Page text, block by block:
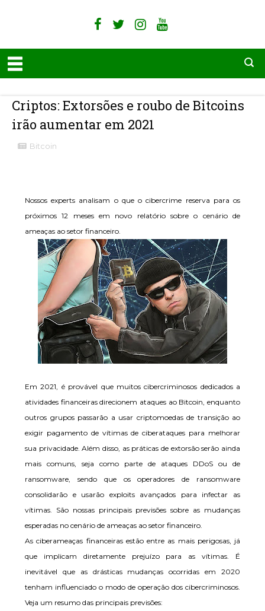
Criptos: Extorsões e roubo de Bitcoins
irão aumentar em 2021
Bitcoin
Nossos experts analisam o que o cibercrime reserva para os
próximos 12 meses em novo relatório sobre o cenário de
ameaças ao setor financeiro.
Em 2021, é provável que muitos cibercriminosos dedicados a
atividades financeiras direcionem ataques ao Bitcoin, enquanto
outros grupos passarão a usar criptomoedas de transição ao
exigir pagamento de vítimas de ciberataques para melhorar
sua privacidade. Além disso, as práticas de extorsão serão ainda
mais comuns, seja como parte de ataques DDoS ou de
ransomware, sendo que os operadores de ransomware
consolidarão e usarão exploits avançados para infectar as
vítimas. São nossas principais previsões sobre as mudanças
esperadas no cenário de ameaças ao setor financeiro.
As ciberameaças financeiras estão entre as mais perigosas, já
que implicam diretamente prejuízo para as vítimas. É
inevitável que as drásticas mudanças ocorridas em 2020
tenham influenciado o modo de operação dos cibercriminosos.
Veja um resumo das principais previsões: